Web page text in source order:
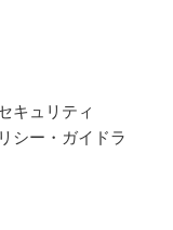
キュリティ
シー・ガイドラ